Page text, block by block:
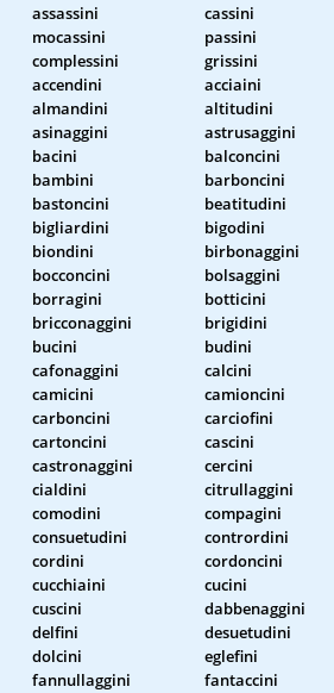
assassini cassini
mocassini
passini
complessini
grissini
accendini
acciaini
almandini
altitudini
asinaggini
astrusaggini
bacini
balconcini
bambini
barboncini
bastoncini
beatitudini
bigliardini
bigodini
biondini
birbonaggini
bocconcini
bolsaggini
borragini
botticini
bricconaggini
brigidini
bucini
budini
cafonaggini
calcini
camicini
camioncini
carboncini
carciofini
cartoncini
cascini
castronaggini
cercini
cialdini
citrullaggini
comodini
compagini
consuetudini
contrordini
cordini
cordoncini
cucchiaini
cucini
cuscini
dabbenaggini
delfini
desuetudini
dolcini
eglefini
fannullaggini
fantaccini